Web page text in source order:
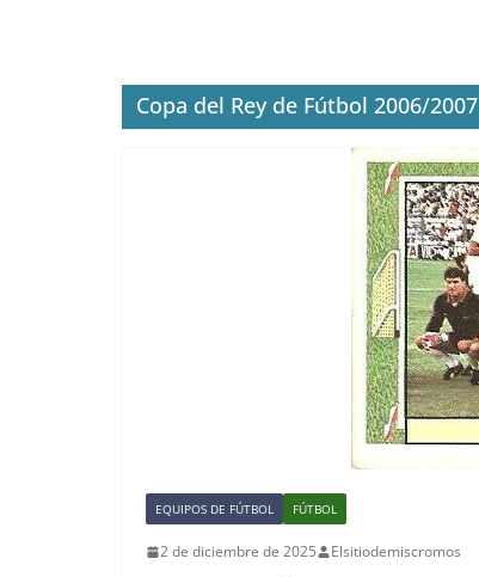
Copa del Rey de Fútbol 2006/2007
EQUIPOS DE FÚTBOL FÚTBOL
2 de diciembre de 2025 Elsitiodemiscromos